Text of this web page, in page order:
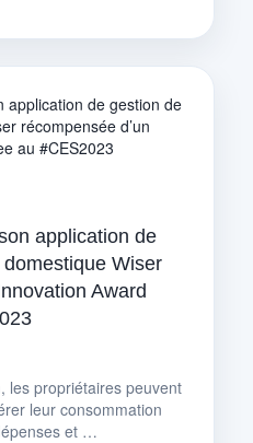
application de
domestique Wiser
Award
les propriétaires peuvent
leur consommation
et …